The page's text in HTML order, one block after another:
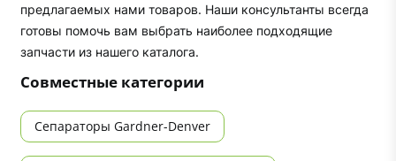
предлагаемых нами товаров. Наши консультанты всегда
готовы помочь вам выбрать наиболее подходящие
запчасти из нашего каталога.
Совместные категории
Сепараторы Gardner-Denver